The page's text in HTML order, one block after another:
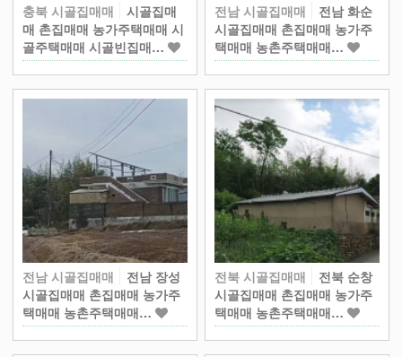
충북 시골집매매
시골집매
매 촌집매매 농가주택매매 시
골주택매매 시골빈집매…
전남 시골집매매
전남 화순
시골집매매 촌집매매 농가주
택매매 농촌주택매매…
전남 시골집매매
전남 장성
시골집매매 촌집매매 농가주
택매매 농촌주택매매…
전북 시골집매매
전북 순창
시골집매매 촌집매매 농가주
택매매 농촌주택매매…